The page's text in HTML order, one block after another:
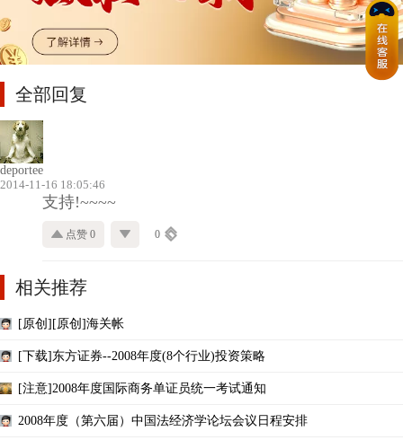
全部回复
deportee
2014-11-16 18:05:46
支持!~~~~
点赞 0 0
相关推荐
[原创][原创]海关帐
[下载]东方证券--2008年度(8个行业)投资策略
[注意]2008年度国际商务单证员统一考试通知
2008年度（第六届）中国法经济学论坛会议日程安排